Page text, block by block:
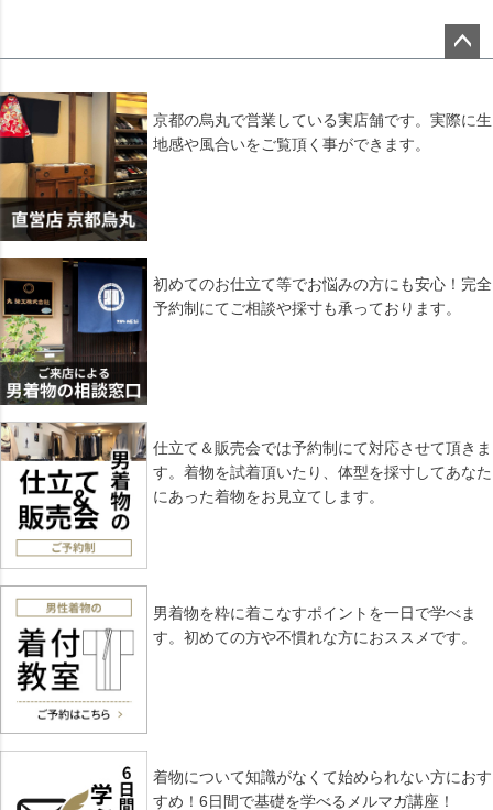
ップ
京都の烏丸で営業している実店舗です。実際に生
地感や風合いをご覧頂く事ができます。
初めてのお仕立て等でお悩みの方にも安心！完全
予約制にてご相談や採寸も承っております。
仕立て＆販売会では予約制にて対応させて頂きま
す。着物を試着頂いたり、体型を採寸してあなた
にあった着物をお見立てします。
男着物を粋に着こなすポイントを一日で学べま
す。初めての方や不慣れな方におススメです。
着物について知識がなくて始められない方におす
すめ！6日間で基礎を学べるメルマガ講座！